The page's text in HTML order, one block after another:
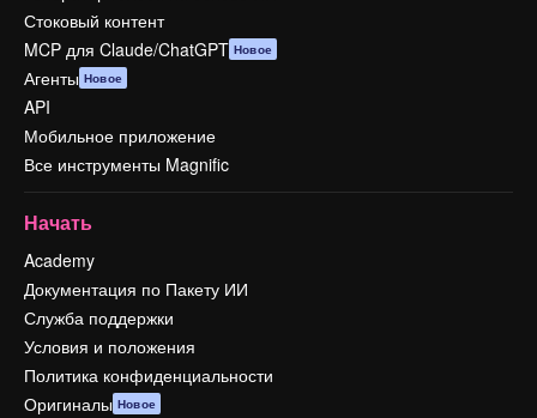
Стоковый контент
MCP для Claude/ChatGPT Новое
Агенты Новое
API
Мобильное приложение
Все инструменты Magnific
Начать
Academy
Документация по Пакету ИИ
Служба поддержки
Условия и положения
Политика конфиденциальности
Оригиналы Новое